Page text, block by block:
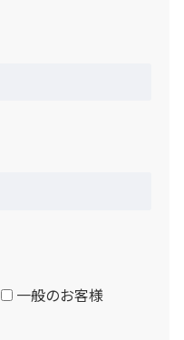
一般のお客様